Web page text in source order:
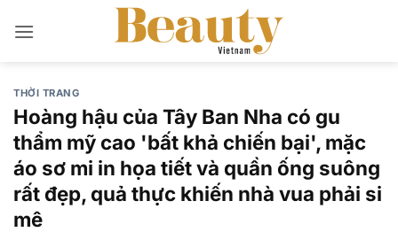
qua
THỜI TRANG
Hoàng hậu của Tây Ban Nha có gu
thẩm mỹ cao 'bất khả chiến bại', mặc
áo sơ mi in họa tiết và quần ống suông
rất đẹp, quả thực khiến nhà vua phải si
mê